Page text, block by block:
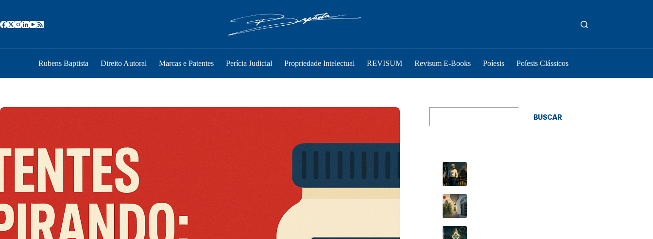
o
conteúdo
Rubens Baptista Direito Autoral Marcas e Patentes Perícia Judicial Propriedade Intelectual REVISUM Revisum E-Books Poíesis Poíesis Clássicos
Pesquisar
BUSCAR